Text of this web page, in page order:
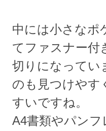
中には小さなポ
てファスナー付
切りになってい
のも見つけやす
すいですね。
A4書類やパン